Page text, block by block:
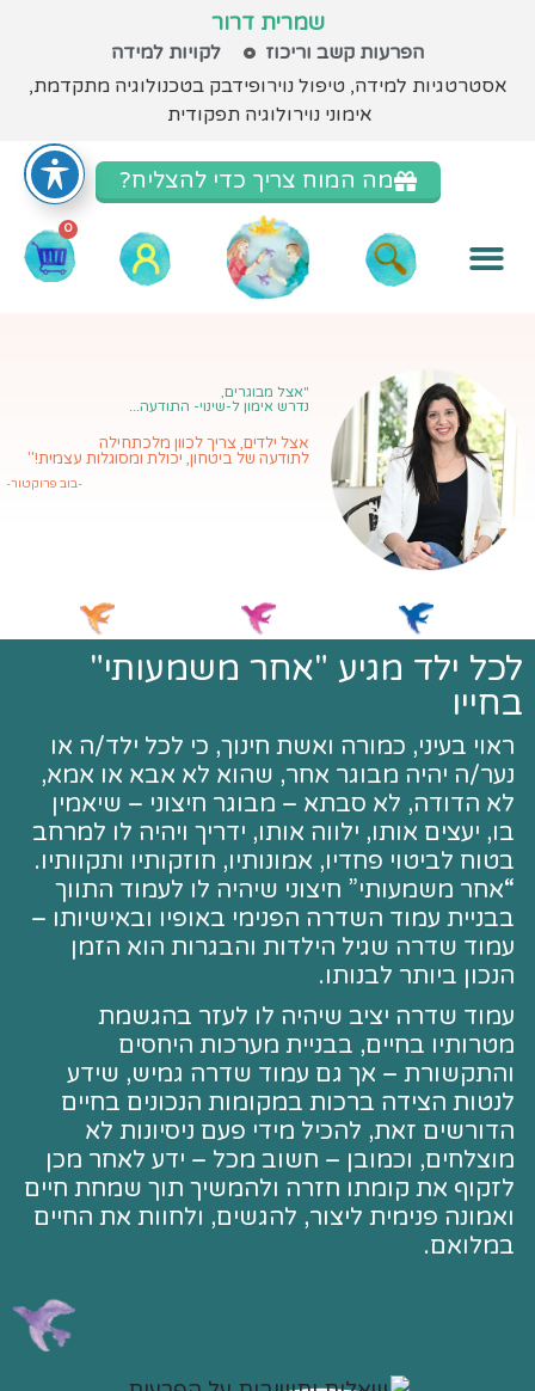
שמרית דרור
הפרעות קשב וריכוז
לקויות למידה
אסטרטגיות למידה, טיפול נוירופידבק בטכנולוגיה מתקדמת,
אימוני נוירולוגיה תפקודית
מה המוח צריך כדי להצליח?
0
"אצל מבוגרים,
נדרש אימון ל-שינוי- התודעה...
אצל ילדים, צריך לכוון מלכתחילה
לתודעה של ביטחון, יכולת ומסוגלות עצמית!"
-בוב פרוקטור-
לכל ילד מגיע "אחר משמעותי"
בחייו
ראוי בעיני, כמורה ואשת חינוך, כי לכל ילד/ה או
נער/ה יהיה מבוגר אחר, שהוא לא אבא או אמא,
לא הדודה, לא סבתא – מבוגר חיצוני – שיאמין
בו, יעצים אותו, ילווה אותו, ידריך ויהיה לו למרחב
בטוח לביטוי פחדיו, אמונותיו, חוזקותיו ותקוותיו.
“אחר משמעותי” חיצוני שיהיה לו לעמוד התווך
בבניית עמוד השדרה הפנימי באופיו ובאישיותו –
עמוד שדרה שגיל הילדות והבגרות הוא הזמן
הנכון ביותר לבנותו.
עמוד שדרה יציב שיהיה לו לעזר בהגשמת
מטרותיו בחיים, בבניית מערכות היחסים
והתקשורת – אך גם עמוד שדרה גמיש, שידע
לנטות הצידה ברכות במקומות הנכונים בחיים
הדורשים זאת, להכיל מידי פעם ניסיונות לא
מוצלחים, וכמובן – חשוב מכל – ידע לאחר מכן
לזקוף את קומתו חזרה ולהמשיך תוך שמחת חיים
ואמונה פנימית ליצור, להגשים, ולחוות את החיים
במלואם.